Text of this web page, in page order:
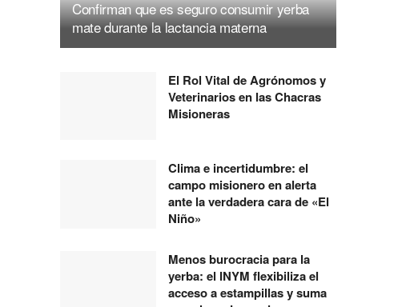
Confirman que es seguro consumir yerba
mate durante la lactancia materna
El Rol Vital de Agrónomos y
Veterinarios en las Chacras
Misioneras
Clima e incertidumbre: el
campo misionero en alerta
ante la verdadera cara de «El
Niño»
Menos burocracia para la
yerba: el INYM flexibiliza el
acceso a estampillas y suma